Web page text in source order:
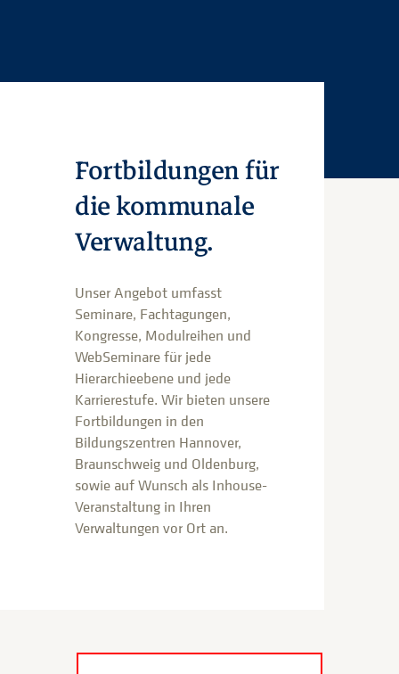
Fortbildungen für
die kommunale
Verwaltung.
Unser Angebot umfasst
Seminare, Fachtagungen,
Kongresse, Modulreihen und
WebSeminare für jede
Hierarchieebene und jede
Karrierestufe. Wir bieten unsere
Fortbildungen in den
Bildungszentren Hannover,
Braunschweig und Oldenburg,
sowie auf Wunsch als Inhouse-
Veranstaltung in Ihren
Verwaltungen vor Ort an.